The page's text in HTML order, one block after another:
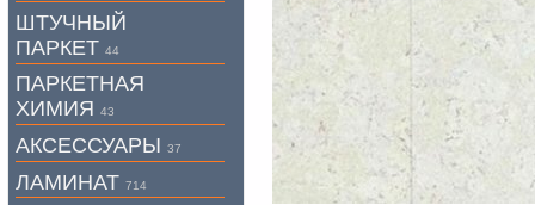
ШТУЧНЫЙ
ПАРКЕТ 44
ПАРКЕТНАЯ
ХИМИЯ 43
АКСЕССУАРЫ 37
ЛАМИНАТ 714